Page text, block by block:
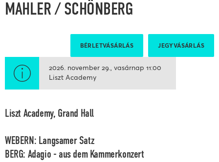
MAHLER / SCHÖNBERG
JEGYVÁSÁRLÁS
BÉRLETVÁSÁRLÁS
2026. november 29. vasárnap 11:00
Liszt Academy
Liszt Academy, Grand Hall
WEBERN: Langsamer Satz
BERG: Adagio - aus dem Kammerkonzert